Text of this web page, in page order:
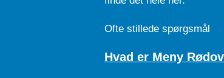
Ofte stillede spørgsmål
Hvad er Meny